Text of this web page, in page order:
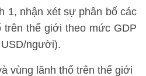
1, nhận xét sự phân bố các
thế giới theo mức GDP
người).